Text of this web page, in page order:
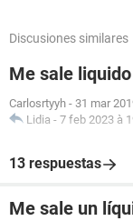
Discusiones similares
Me sale
Carlosrtyyh - 31 mar
Lidia - 7 feb 2023 à
13 respuestas
Me sale un